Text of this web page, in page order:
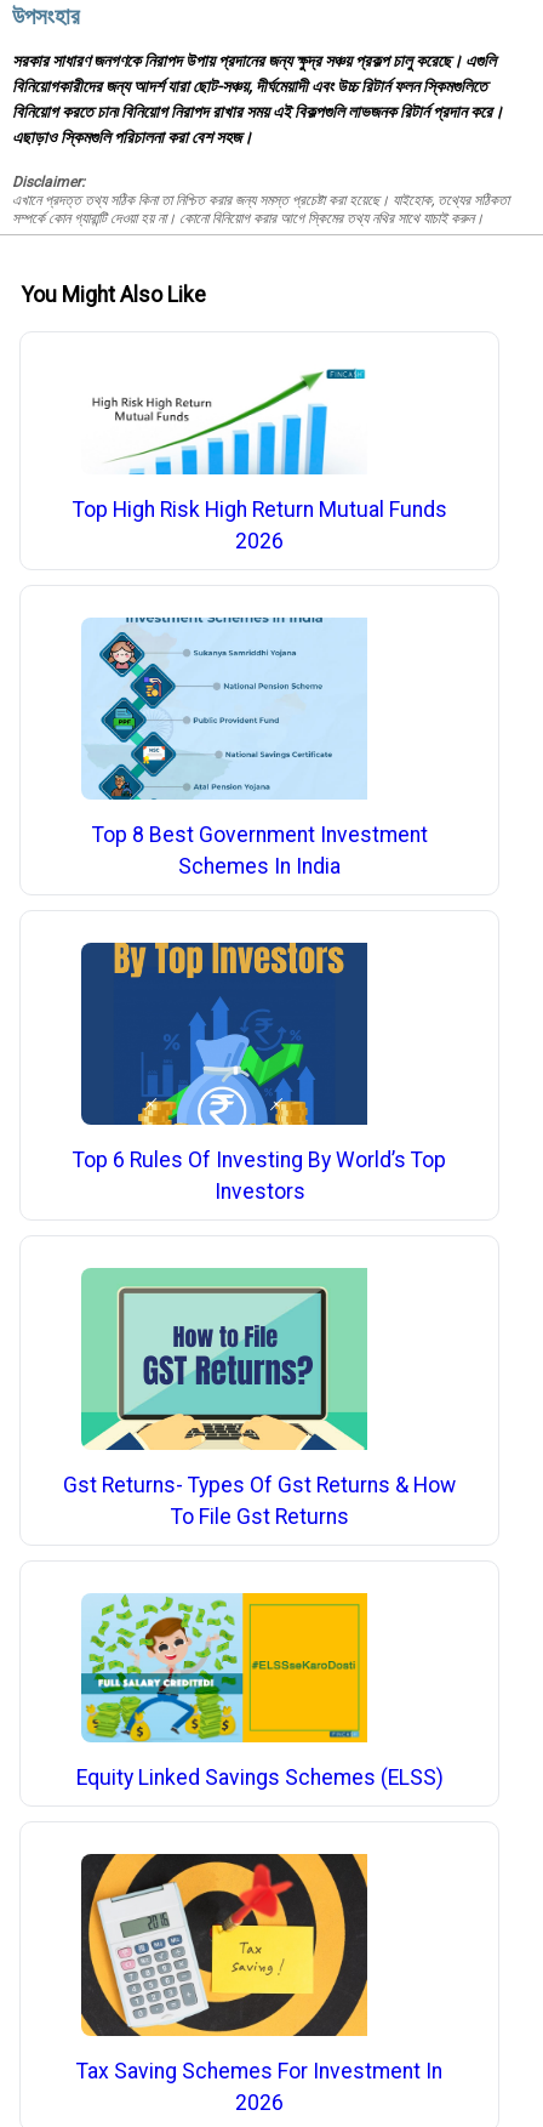
উপসংহার
সরকার সাধারণ জনগণকে নিরাপদ উপায় প্রদানের জন্য ক্ষুদ্র সঞ্চয় প্রকল্প চালু করেছে। এগুলি
বিনিয়োগকারীদের জন্য আদর্শ যারা ছোট-সঞ্চয়, দীর্ঘমেয়াদী এবং উচ্চ রিটার্ন ফলন স্কিমগুলিতে
বিনিয়োগ করতে চান৷ বিনিয়োগ নিরাপদ রাখার সময় এই বিকল্পগুলি লাভজনক রিটার্ন প্রদান করে।
এছাড়াও স্কিমগুলি পরিচালনা করা বেশ সহজ।
Disclaimer:
এখানে প্রদত্ত তথ্য সঠিক কিনা তা নিশ্চিত করার জন্য সমস্ত প্রচেষ্টা করা হয়েছে। যাইহোক, তথ্যের সঠিকতা
সম্পর্কে কোন গ্যারান্টি দেওয়া হয় না। কোনো বিনিয়োগ করার আগে স্কিমের তথ্য নথির সাথে যাচাই করুন।
You Might Also Like
Top High Risk High Return Mutual Funds
2026
Top 8 Best Government Investment
Schemes In India
Top 6 Rules Of Investing By World’s Top
Investors
Gst Returns- Types Of Gst Returns & How
To File Gst Returns
Equity Linked Savings Schemes (ELSS)
Tax Saving Schemes For Investment In
2026